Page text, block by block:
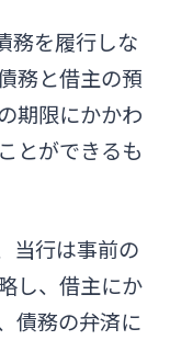
務を履行しな
務と借主の預
期限にかかわ
とができるも
当行は事前の
し、借主にか
債務の弁済に